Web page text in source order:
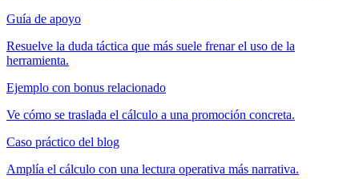
Guía de apoyo
Resuelve la duda táctica que más suele frenar el uso de la
herramienta.
Ejemplo con bonus relacionado
Ve cómo se traslada el cálculo a una promoción concreta.
Caso práctico del blog
Amplía el cálculo con una lectura operativa más narrativa.